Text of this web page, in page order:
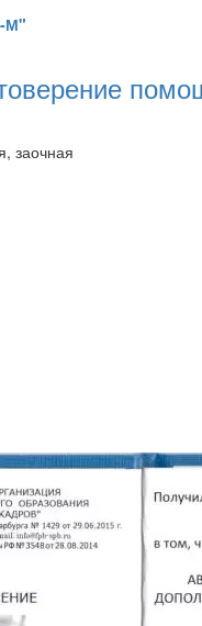
М"
заочная